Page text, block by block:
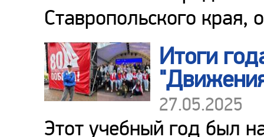
Ставропольского края,
Итоги
27.05.2025
Этот учебный год был